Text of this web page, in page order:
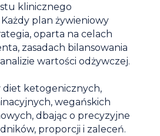
klinicznego
plan żywieniowy
oparta na celach
zasadach bilansowania
wartości odżywczej.
diet ketogenicznych,
wegańskich
dbając o precyzyjne
proporcji i zaleceń.